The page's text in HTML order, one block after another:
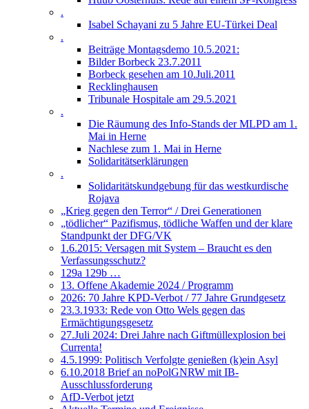
.
Isabel Schayani zu 5 Jahre EU-Türkei Deal
.
Beiträge Montagsdemo 10.5.2021:
Bilder Borbeck 23.7.2011
Borbeck gesehen am 10.Juli.2011
Recklinghausen
Tribunale Hospitale am 29.5.2021
.
Die Räumung des Info-Stands der MLPD am 1.
Mai in Herne
Nachlese zum 1. Mai in Herne
Solidaritätserklärungen
.
Solidaritätskundgebung für das westkurdische
Rojava
„Krieg gegen den Terror“ / Drei Generationen
„tödlicher“ Pazifismus, tödliche Waffen und der klare
Standpunkt der DFG/VK
1.6.2015: Versagen mit System – Braucht es den
Verfassungsschutz?
129a 129b …
13. Offene Akademie 2024 / Programm
2026: 70 Jahre KPD-Verbot / 77 Jahre Grundgesetz
23.3.1933: Rede von Otto Wels gegen das
Ermächtigungsgesetz
27.Juli 2024: Drei Jahre nach Giftmüllexplosion bei
Currenta!
4.5.1999: Politisch Verfolgte genießen (k)ein Asyl
6.10.2018 Brief an noPolGNRW mit IB-
Ausschlussforderung
AfD-Verbot jetzt